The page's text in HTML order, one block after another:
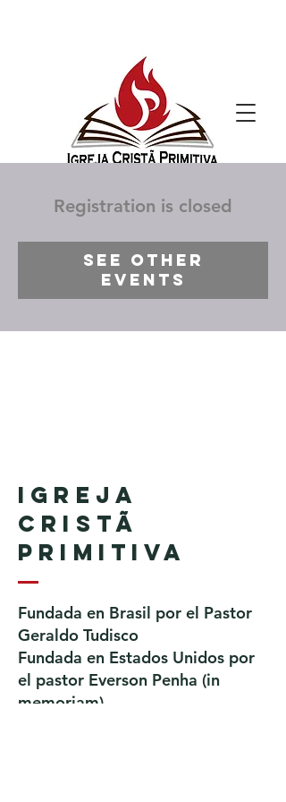
Registration is closed
See other
events
Igreja
Cristã
Primitiva
Fundada en Brasil por el Pastor
Geraldo Tudisco
Fundada en Estados Unidos por
el pastor Everson Penha ​(in
memoriam)